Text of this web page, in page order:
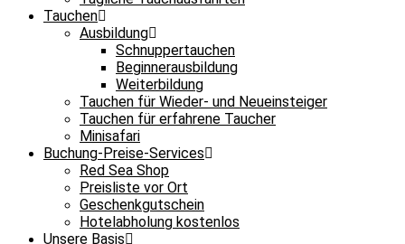
Tauchen
Ausbildung
Schnuppertauchen
Beginnerausbildung
Weiterbildung
Tauchen für Wieder- und Neueinsteiger
Tauchen für erfahrene Taucher
Minisafari
Buchung-Preise-Services
Red Sea Shop
Preisliste vor Ort
Geschenkgutschein
Hotelabholung kostenlos
Unsere Basis